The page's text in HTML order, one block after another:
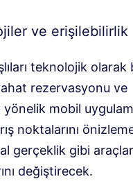
ve erişilebilirlik
teknolojik olarak
rezervasyonu ve
mobil
noktalarını
gerçeklik gibi araçlar
değiştirecek.